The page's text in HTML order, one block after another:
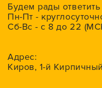
Будем рады
Пн-Пт -
Сб-Вс - с 8 до 22
Адрес:
Киров, 1-й